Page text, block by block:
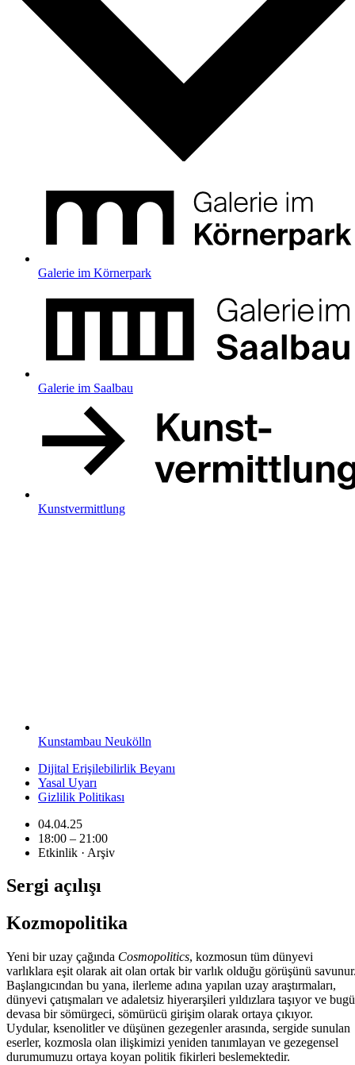
Galerie im Körnerpark
Galerie im Saalbau
Kunstvermittlung
Kunstambau Neukölln
Dijital Erişilebilirlik Beyanı
Yasal Uyarı
Gizlilik Politikası
04.04.25
18:00 – 21:00
Etkinlik · Arşiv
Sergi açılışı
Kozmopolitika
Yeni bir uzay çağında Cosmopolitics, kozmosun tüm dünyevi
varlıklara eşit olarak ait olan ortak bir varlık olduğu görüşünü
Başlangıcından bu yana, ilerleme adına yapılan uzay araştırmaları,
dünyevi çatışmaları ve adaletsiz hiyerarşileri yıldızlara taşıyor ve
devasa bir sömürgeci, sömürücü girişim olarak ortaya çıkıyor.
Uydular, ksenolitler ve düşünen gezegenler arasında, sergide sunulan
eserler, kozmosla olan ilişkimizi yeniden tanımlayan ve gezegensel
durumumuzu ortaya koyan politik fikirleri beslemektedir.